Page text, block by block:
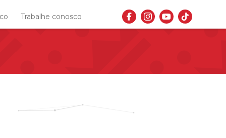
Trabalhe conosco